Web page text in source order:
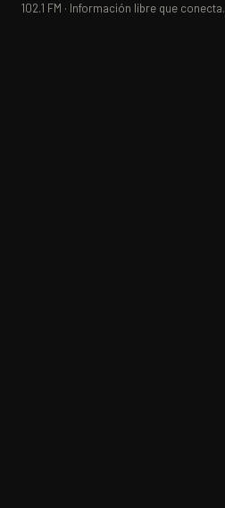
102.1 FM · Información libre que conecta.